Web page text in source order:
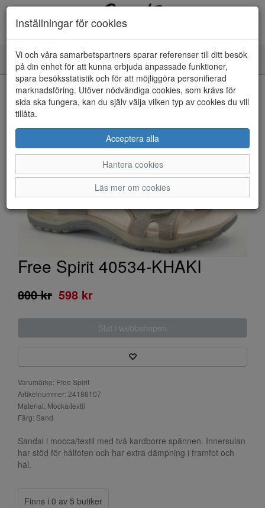
Toggle
navigation
HEM
Free Spirit 40534-KHAKI
800 kr 598 kr
Slut i webbshopen
Varumärke: Free Spirit
Artikelnummer: 24186107
Material: Mocka/textil
Färg: Sand
Sandal i mocca/textil med två kardborre spännen. Innersulan
har stöd för hålfoten och har extra dämpning i framfot och
häl.
Finns i 0 av 5 butiker
Inställningar för cookies
Vi och våra samarbetspartners sparar referenser till ditt besök
på din enhet för att kunna erbjuda anpassade funktioner,
spara besöksstatistik och för att möjliggöra personifierad
marknadsföring. Utöver nödvändiga cookies, som krävs för
sida ska fungera, kan du själv välja vilken typ av cookies du vill
tillåta.
Acceptera alla
Hantera cookies
Läs mer om cookies